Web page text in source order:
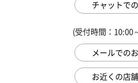
チャットで
(受付時間：10:00
メールでの
お近くの店